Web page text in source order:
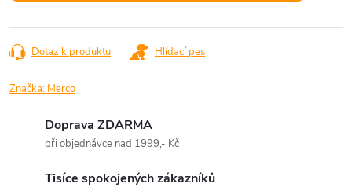
Dotaz k produktu Hlídací pes
Značka: Merco
Doprava ZDARMA
při objednávce nad 1999,- Kč
Tisíce spokojených zákazníků